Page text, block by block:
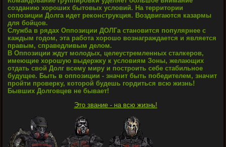
созданию хороших бытовых условий. На территории
оппозиции Долга идет реконструкция. Воздвигаются казармы
для бойцов.
Служба в рядах Оппозиции ДОЛГа становится популярнее с
каждым годом, эта работа хорошо вознаграждается и является
правым, справедливым делом.
В Оппозиции ждут молодых, целеустремленных сталкеров,
имеющие хорошую выдержку к условиям Зоны, желающих
отдать свой Долг всему миру и построить себе стабильное
будущее. Быть в оппозиции - значит быть победителем, значит
пройти проверку, которой будешь гордиться всю жизнь!
Бывших Долговцев не бывает!
Это звание - на всю жизнь!